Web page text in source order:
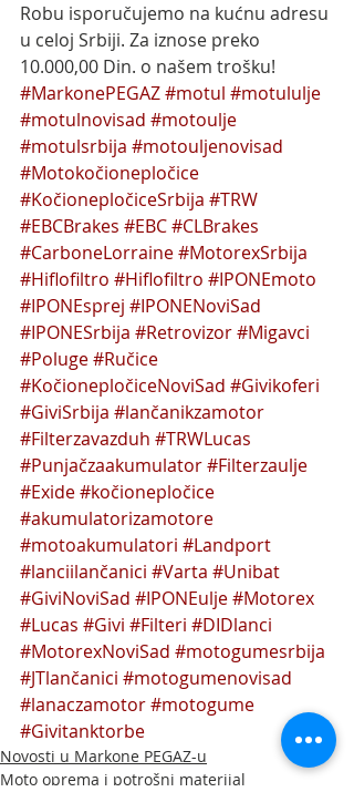
Robu isporučujemo na kućnu adresu
u celoj Srbiji. Za iznose preko
10.000,00 Din. o našem trošku!
#MarkonePEGAZ#motul #motululje
#motulnovisad #motoulje
#motulsrbija #motouljenovisad
#Motokočionepločice
#KočionepločiceSrbija #TRW
#EBCBrakes #EBC#CLBrakes
#CarboneLorraine#MotorexSrbija
#Hiflofiltro #Hiflofiltro #IPONEmoto
#IPONEsprej #IPONENoviSad
#IPONESrbija #Retrovizor#Migavci
#Poluge#Ručice
#KočionepločiceNoviSad #Givikoferi
#GiviSrbija #lančanikzamotor
#Filterzavazduh #TRWLucas
#Punjačzaakumulator#Filterzaulje
#Exide#kočionepločice
#akumulatorizamotore
#motoakumulatori #Landport
#lanciilančanici #Varta #Unibat
#GiviNoviSad #IPONEulje#Motorex
#Lucas #Givi #Filteri #DIDlanci
#MotorexNoviSad #motogumesrbija
#JTlančanici #motogumenovisad
#lanaczamotor#motogume
#Givitanktorbe
Novosti u Markone PEGAZ-u
Moto oprema i potrošni materijal